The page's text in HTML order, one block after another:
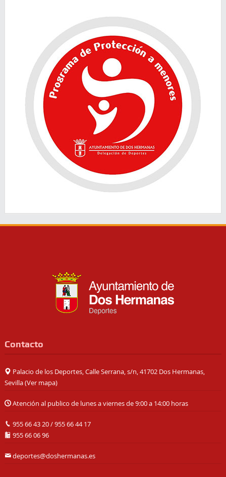
Contacto
Palacio de los Deportes, Calle Serrana, s/n, 41702 Dos Hermanas,
Sevilla (Ver mapa)
Atención al publico de lunes a viernes de 9:00 a 14:00 horas
955 66 43 20/955 66 44 17
955 66 06 96
deportes@doshermanas.es